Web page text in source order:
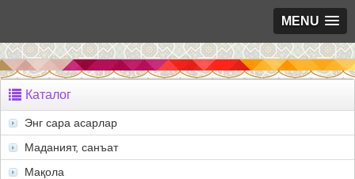
MENU
Каталог
Энг сара асарлар
Маданият, санъат
Мақола